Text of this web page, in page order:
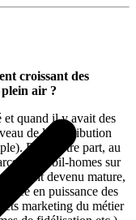
croissant des
plein air ?
et quand il y avait des
de la distribution
Pour notre part, au
de mobil-homes sur
étant devenu mature,
en puissance des
marketing du métier